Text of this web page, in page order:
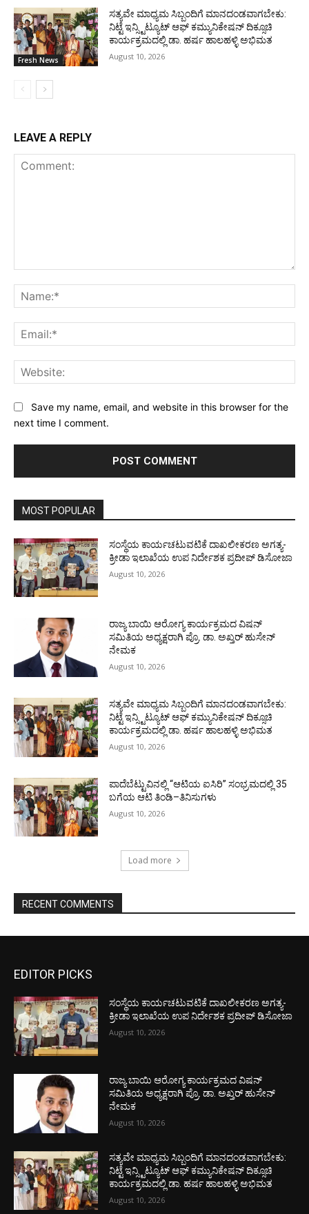
Fresh News
ಸತ್ಯವೇ ಮಾಧ್ಯಮ ಸಿಬ್ಬಂದಿಗೆ ಮಾನದಂಡವಾಗಬೇಕು:
ನಿಟ್ಟೆ ಇನ್ಸ್ಟಿಟ್ಯೂಟ್ ಆಫ್ ಕಮ್ಯುನಿಕೇಷನ್ ದಿಕ್ಸೂಚಿ
ಕಾರ್ಯಕ್ರಮದಲ್ಲಿ ಡಾ. ಹರ್ಷ ಹಾಲಹಳ್ಳಿ ಅಭಿಮತ
August 10, 2026
LEAVE A REPLY
Save my name, email, and website in this browser for the
next time I comment.
MOST POPULAR
ಸಂಸ್ಥೆಯ ಕಾರ್ಯಚಟುವಟಿಕೆ ದಾಖಲೀಕರಣ ಅಗತ್ಯ-
ಕ್ರೀಡಾ ಇಲಾಖೆಯ ಉಪ ನಿರ್ದೇಶಕ ಪ್ರದೀಪ್ ಡಿಸೋಜಾ
August 10, 2026
ರಾಜ್ಯ ಬಾಯಿ ಆರೋಗ್ಯ ಕಾರ್ಯಕ್ರಮದ ವಿಷನ್
ಸಮಿತಿಯ ಅಧ್ಯಕ್ಷರಾಗಿ ಪ್ರೊ. ಡಾ. ಅಖ್ತರ್ ಹುಸೇನ್
ನೇಮಕ
August 10, 2026
ಸತ್ಯವೇ ಮಾಧ್ಯಮ ಸಿಬ್ಬಂದಿಗೆ ಮಾನದಂಡವಾಗಬೇಕು:
ನಿಟ್ಟೆ ಇನ್ಸ್ಟಿಟ್ಯೂಟ್ ಆಫ್ ಕಮ್ಯುನಿಕೇಷನ್ ದಿಕ್ಸೂಚಿ
ಕಾರ್ಯಕ್ರಮದಲ್ಲಿ ಡಾ. ಹರ್ಷ ಹಾಲಹಳ್ಳಿ ಅಭಿಮತ
August 10, 2026
ಪಾದೆಬೆಟ್ಟುವಿನಲ್ಲಿ “ಆಟಿಯ ಐಸಿರಿ’’ ಸಂಭ್ರಮದಲ್ಲಿ 35
ಬಗೆಯ ಆಟಿ ತಿಂಡಿ–ತಿನಿಸುಗಳು
August 10, 2026
Load more
RECENT COMMENTS
EDITOR PICKS
ಸಂಸ್ಥೆಯ ಕಾರ್ಯಚಟುವಟಿಕೆ ದಾಖಲೀಕರಣ ಅಗತ್ಯ-
ಕ್ರೀಡಾ ಇಲಾಖೆಯ ಉಪ ನಿರ್ದೇಶಕ ಪ್ರದೀಪ್ ಡಿಸೋಜಾ
August 10, 2026
ರಾಜ್ಯ ಬಾಯಿ ಆರೋಗ್ಯ ಕಾರ್ಯಕ್ರಮದ ವಿಷನ್
ಸಮಿತಿಯ ಅಧ್ಯಕ್ಷರಾಗಿ ಪ್ರೊ. ಡಾ. ಅಖ್ತರ್ ಹುಸೇನ್
ನೇಮಕ
August 10, 2026
ಸತ್ಯವೇ ಮಾಧ್ಯಮ ಸಿಬ್ಬಂದಿಗೆ ಮಾನದಂಡವಾಗಬೇಕು:
ನಿಟ್ಟೆ ಇನ್ಸ್ಟಿಟ್ಯೂಟ್ ಆಫ್ ಕಮ್ಯುನಿಕೇಷನ್ ದಿಕ್ಸೂಚಿ
ಕಾರ್ಯಕ್ರಮದಲ್ಲಿ ಡಾ. ಹರ್ಷ ಹಾಲಹಳ್ಳಿ ಅಭಿಮತ
August 10, 2026